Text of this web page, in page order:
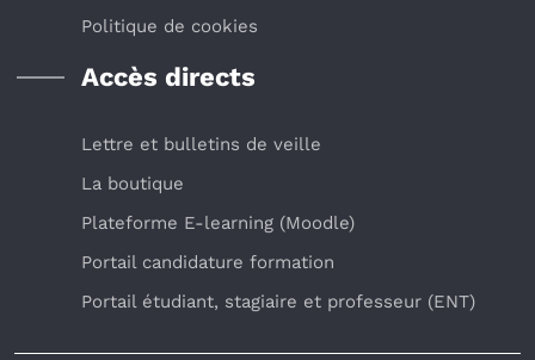
Politique de cookies
Accès directs
Lettre et bulletins de veille
La boutique
Plateforme E-learning (Moodle)
Portail candidature formation
Portail étudiant, stagiaire et professeur (ENT)